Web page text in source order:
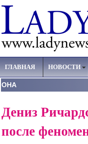
ГЛАВНАЯ НОВОСТИ
ОНА
Дениз
после